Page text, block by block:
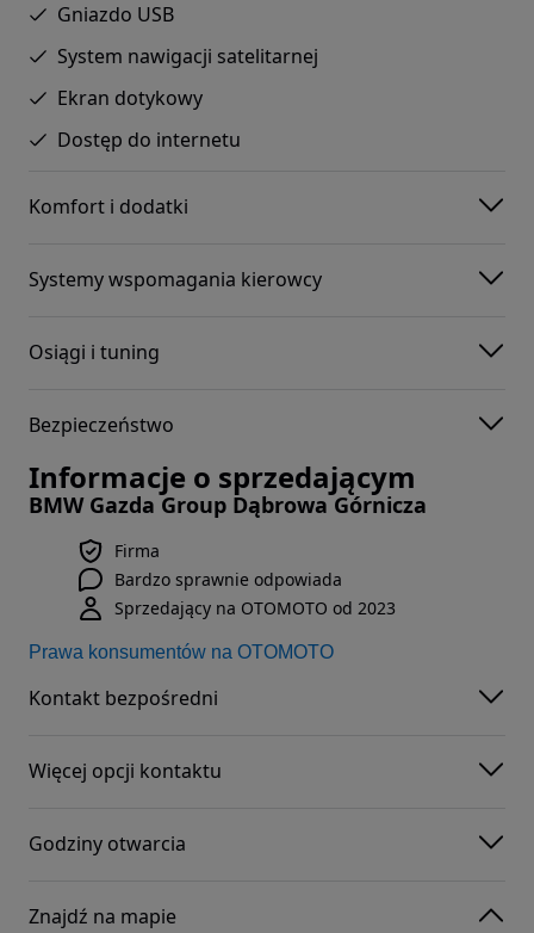
Gniazdo USB
System nawigacji satelitarnej
Ekran dotykowy
Dostęp do internetu
Komfort i dodatki
Systemy wspomagania kierowcy
Osiągi i tuning
Bezpieczeństwo
Informacje o sprzedającym
BMW Gazda Group Dąbrowa Górnicza
Firma
Bardzo sprawnie odpowiada
Sprzedający na OTOMOTO od 2023
Prawa konsumentów na OTOMOTO
Kontakt bezpośredni
Więcej opcji kontaktu
Godziny otwarcia
Znajdź na mapie